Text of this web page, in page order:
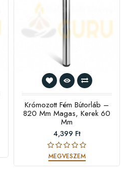
Krómozott Fém Bútorláb –
820 Mm Magas, Kerek 60
Mm
4,399 Ft
MEGVESZEM